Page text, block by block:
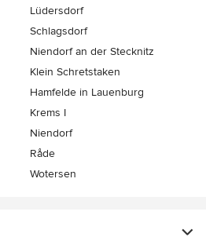
Lüdersdorf
Schlagsdorf
Niendorf an der Stecknitz
Klein Schretstaken
Hamfelde in Lauenburg
Krems I
Niendorf
Råde
Wotersen